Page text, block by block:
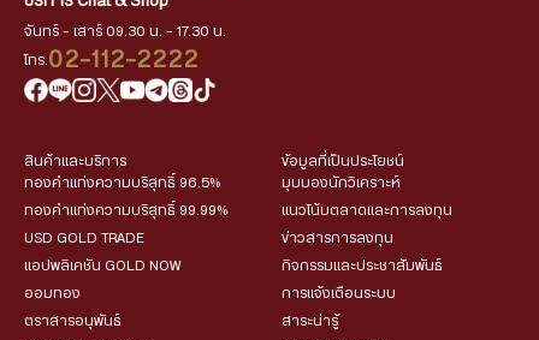
จันทร์ - เสาร์ 09.30 น. - 17.30 น.
โทร. 02-112-2222
สินค้าและบริการ
ทองคำแท่งความบริสุทธิ์ 96.5%
ทองคำแท่งความบริสุทธิ์ 99.99%
USD GOLD TRADE
แอปพลิเคชัน GOLD NOW
ออมทอง
ตราสารอนุพันธ์
ข้อมูลที่เป็นประโยชน์
มุมมองนักวิเคราะห์
แนวโน้มตลาดและการลงทุน
ข่าวสารการลงทุน
กิจกรรมและประชาสัมพันธ์
การแจ้งเตือนระบบ
สาระน่ารู้